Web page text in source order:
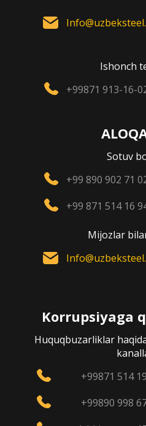
Ishonch
+99871 913-16-
Sotuv
+99 890 902 71
+99 871 514 16
Mijozlar
Korrupsiyaga
Huquqbuzarliklar
+99871 514
+99890 998